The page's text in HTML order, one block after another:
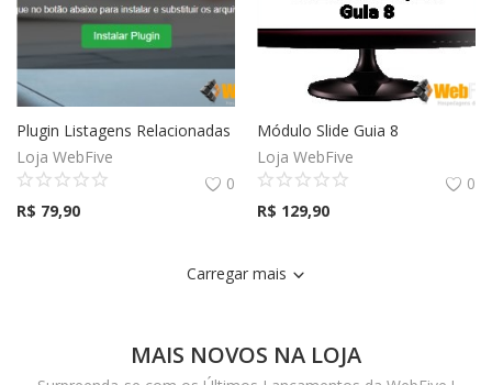
Plugin Listagens Relacionadas
Loja WebFive
0
R$ 79,90
Módulo Slide Guia 8
Loja WebFive
0
R$ 129,90
Carregar mais
MAIS NOVOS NA LOJA